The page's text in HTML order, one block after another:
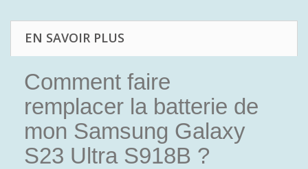
EN SAVOIR PLUS
Comment faire
remplacer la batterie de
mon Samsung Galaxy
S23 Ultra S918B ?